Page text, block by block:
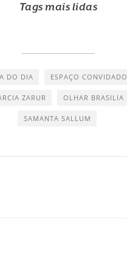
Tags mais lidas
DO DIA ESPAÇO CONVIDADO
ZARUR OLHAR BRASILIA
SAMANTA SALLUM